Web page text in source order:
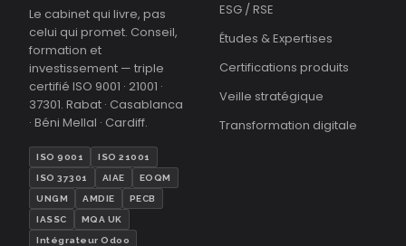
Le cabinet qui livre, pas
celui qui promet. Conseil,
formation et
investissement — triple
certifié ISO 9001 · 21001 ·
37301. Rabat · Casablanca
· Béni Mellal · Cardiff.
ISO 9001 ISO 21001
ISO 37301 AIAE EOQM
UNGM AMDIE PECB
IASSC MQA UK
Intégrateur Odoo
ESG / RSE
Études & Expertises
Certifications produits
Veille stratégique
Transformation digitale